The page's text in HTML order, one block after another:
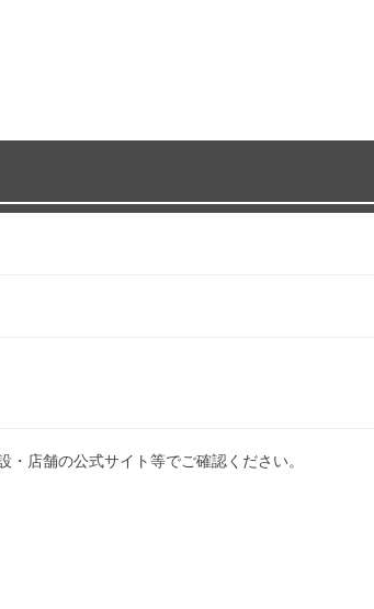
店舗の公式サイト等でご確認ください。